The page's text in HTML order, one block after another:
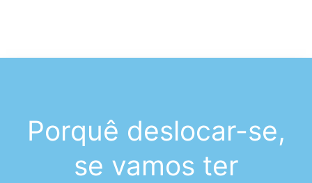
Porquê deslocar-se,
se vamos ter